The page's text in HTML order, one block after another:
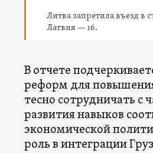
Литва запретила въезд в
Латвия — 16.
В отчете
реформ для
тесно сотрудничать
развития навыков
экономической
роль в интеграции